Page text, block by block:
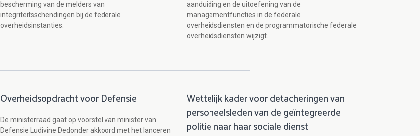
bescherming van de melders van
integriteitsschendingen bij de federale
overheidsinstanties.
aanduiding en de uitoefening van de
managementfuncties in de federale
overheidsdiensten en de programmatorische federale
overheidsdiensten wijzigt.
Overheidsopdracht voor Defensie
De ministerraad gaat op voorstel van minister van
Defensie Ludivine Dedonder akkoord met het lanceren
Wettelijk kader voor detacheringen van
personeelsleden van de geïntegreerde
politie naar haar sociale dienst